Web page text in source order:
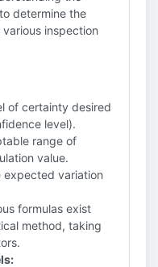
determine the
inspection
of certainty desired
level).
range of
value.
expected variation
formulas exist
method, taking